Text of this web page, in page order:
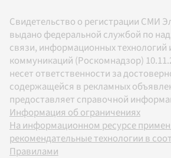
Свидетельство о регистрации СМИ
выдано федеральной службой по
связи, информационных технологий
коммуникаций (Роскомнадзор)
несет ответственности за
содержащейся в рекламных
предоставляет справочной
Информация об ограничениях
На информационном ресурсе
рекомендательные технологии в
Правилами